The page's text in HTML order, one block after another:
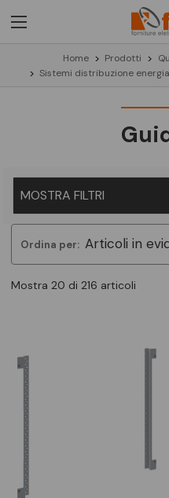
Home Prodotti
Sistemi distribuzione
MOSTRA FILTRI
Mostra 20 di 216 articoli
Ordina per: